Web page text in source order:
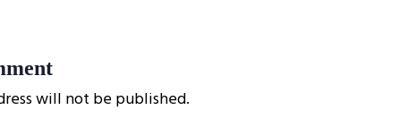
will not be published.